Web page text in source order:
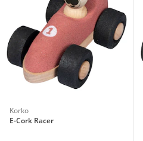
Korko
E-Cork Racer